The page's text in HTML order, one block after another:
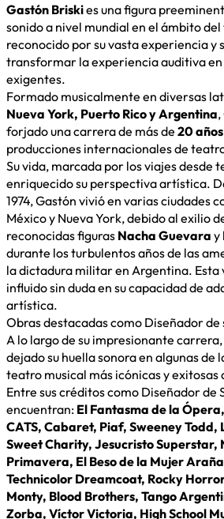
Gastón Briskies una figura
sonido a nivel mundial en el ámbito
reconocido por su vasta experiencia y
transformar la experiencia auditiva en
exigentes.
Formado musicalmente en diversas
Nueva York, Puerto Rico y Argentina
forjado una carrera de más de 20 años
producciones internacionales de
Su vida, marcada por los viajes desde
enriquecido su perspectiva artística.
1974, Gastón vivió en varias ciudades
México y Nueva York, debido al exilio
reconocidas figuras Nacha Guevara y
durante los turbulentos años de las
la dictadura militar en Argentina. Esta
influido sin duda en su capacidad de
artística.
Obras destacadas como Diseñador de
A lo largo de su impresionante
dejado su huella sonora en algunas de
teatro musical más icónicas y
Entre sus créditos como Diseñador de
encuentran: El Fantasma de la
CATS, Cabaret, Piaf, Sweeney Todd,
Sweet Charity, Jesucristo Superstar,
Primavera, El Beso de la Mujer
Technicolor Dreamcoat, Rocky
Monty, Blood Brothers, Tango
Zorba, Víctor Victoria, High School